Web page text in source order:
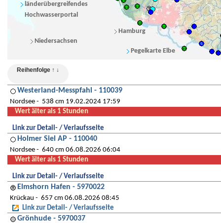
Reihenfolge ↑ ↓
Westerland-Messpfahl - 110039
Nordsee
538 cm 19.02.2024 17:59
Wert älter als 1 Stunden
Link zur Detail- / Verlaufsseite
Holmer Siel AP - 110040
Nordsee
640 cm 06.08.2026 06:04
Wert älter als 1 Stunden
Link zur Detail- / Verlaufsseite
Elmshorn Hafen - 5970022
Krückau
657 cm 06.08.2026 08:45
Link zur Detail- / Verlaufsseite
Grönhude - 5970037
Pegelkarte Elbe
Niedersachsen
Hamburg
länderübergreifendes
Hochwasserportal